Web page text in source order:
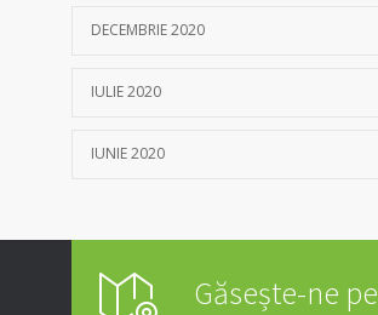
DECEMBRIE 2020
IULIE 2020
IUNIE 2020
Găsește-ne pe